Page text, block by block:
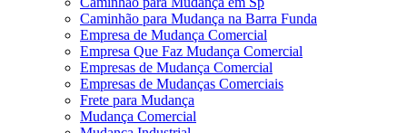
Caminhão para Mudança na Barra Funda
Empresa de Mudança Comercial
Empresa Que Faz Mudança Comercial
Empresas de Mudança Comercial
Empresas de Mudanças Comerciais
Frete para Mudança
Mudança Comercial